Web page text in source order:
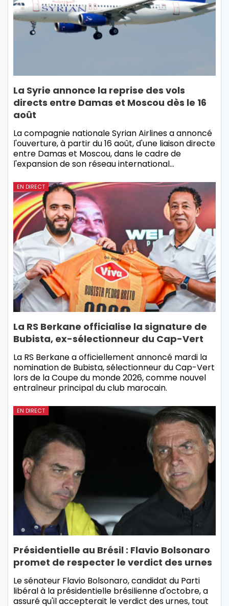
La Syrie annonce la reprise des vols
directs entre Damas et Moscou dès le 16
août
La compagnie nationale Syrian Airlines a annoncé
l'ouverture, à partir du 16 août, d'une liaison directe
entre Damas et Moscou, dans le cadre de
l'expansion de son réseau international…
EN DIRECT
La RS Berkane officialise la signature de
Bubista, ex-sélectionneur du Cap-Vert
La RS Berkane a officiellement annoncé mardi la
nomination de Bubista, sélectionneur du Cap-Vert
lors de la Coupe du monde 2026, comme nouvel
entraîneur principal du club marocain.
EN DIRECT
Présidentielle au Brésil : Flavio Bolsonaro
promet de respecter le verdict des urnes
Le sénateur Flavio Bolsonaro, candidat du Parti
libéral à la présidentielle brésilienne d'octobre, a
assuré qu'il accepterait le verdict des urnes, tout